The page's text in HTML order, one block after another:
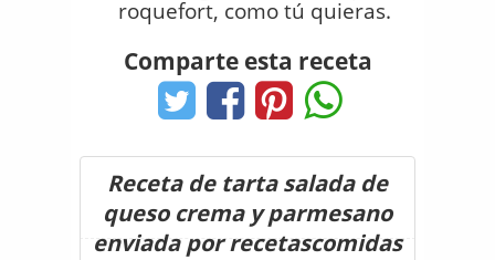
roquefort, como tú quieras.
Comparte esta receta
Receta de tarta salada de
queso crema y parmesano
enviada por recetascomidas